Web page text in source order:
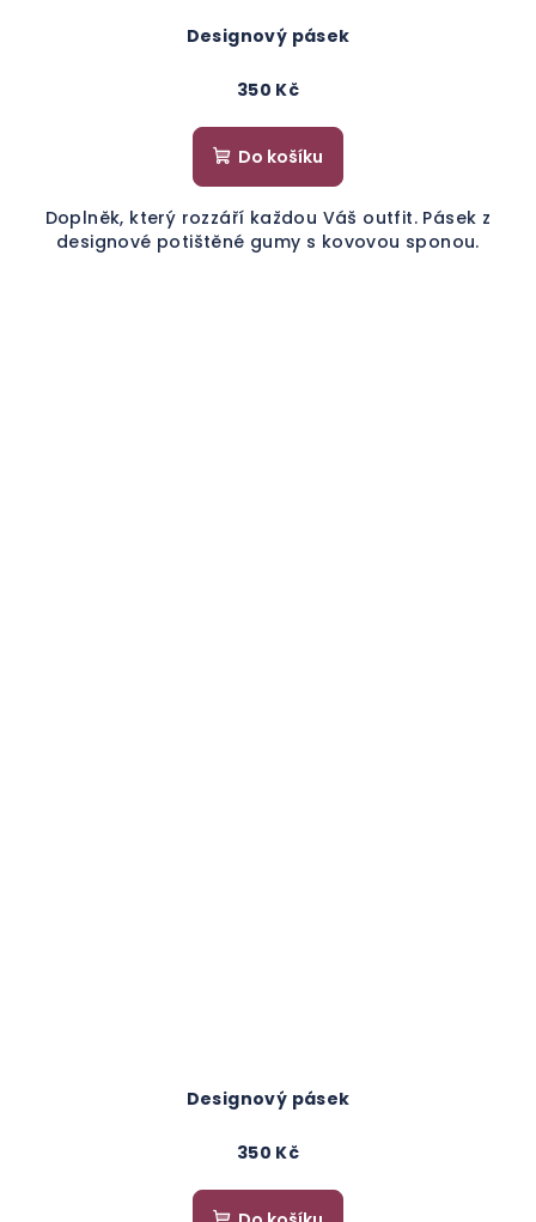
Designový pásek
350 Kč
Do košíku
Doplněk, který rozzáří každou Váš outfit. Pásek z
designové potištěné gumy s kovovou sponou.
Designový pásek
350 Kč